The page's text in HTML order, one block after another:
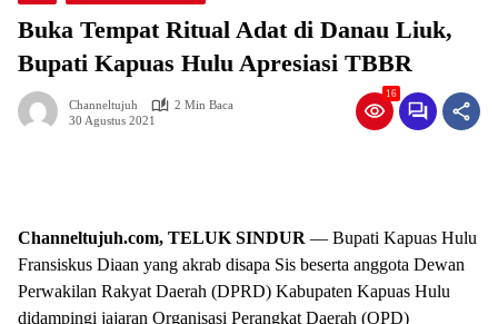
Buka Tempat Ritual Adat di Danau Liuk,
Bupati Kapuas Hulu Apresiasi TBBR
Channeltujuh
2 Min Baca
30 Agustus 2021
16
Channeltujuh.com, TELUK SINDUR — Bupati Kapuas Hulu
Fransiskus Diaan yang akrab disapa Sis beserta anggota Dewan
Perwakilan Rakyat Daerah (DPRD) Kabupaten Kapuas Hulu
didampingi jajaran Organisasi Perangkat Daerah (OPD)